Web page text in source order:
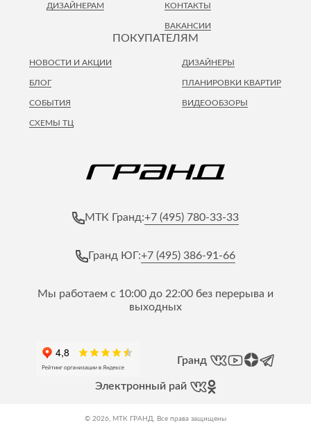
ПОКУПАТЕЛЯМ
НОВОСТИ И АКЦИИ
ПЛАНИРОВКИ КВАРТИР
ВИДЕООБЗОРЫ
БЛОГ
СОБЫТИЯ
СХЕМЫ ТЦ
ДИЗАЙНЕРЫ
ДИЗАЙНЕРАМ КОНТАКТЫ
ВАКАНСИИ
МТК Гранд:+7 (495) 780-33-33
Гранд ЮГ:+7 (495) 386-91-66
Мы работаем с 10:00 до 22:00 без перерыва и
выходных
Гранд
Электронный рай
© 2026, МТК ГРАНД. Все права защищены